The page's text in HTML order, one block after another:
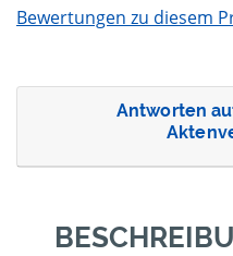
Bewertungen zu diesem
Antworten